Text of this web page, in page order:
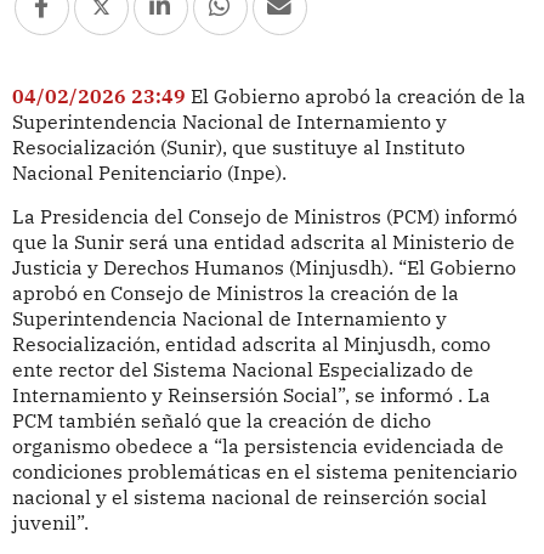
04/02/2026 23:49 El Gobierno aprobó la creación de la
Superintendencia Nacional de Internamiento y
Resocialización (Sunir), que sustituye al Instituto
Nacional Penitenciario (Inpe).
La Presidencia del Consejo de Ministros (PCM) informó
que la Sunir será una entidad adscrita al Ministerio de
Justicia y Derechos Humanos (Minjusdh). “El Gobierno
aprobó en Consejo de Ministros la creación de la
Superintendencia Nacional de Internamiento y
Resocialización, entidad adscrita al Minjusdh, como
ente rector del Sistema Nacional Especializado de
Internamiento y Reinsersión Social”, se informó . La
PCM también señaló que la creación de dicho
organismo obedece a “la persistencia evidenciada de
condiciones problemáticas en el sistema penitenciario
nacional y el sistema nacional de reinserción social
juvenil”.